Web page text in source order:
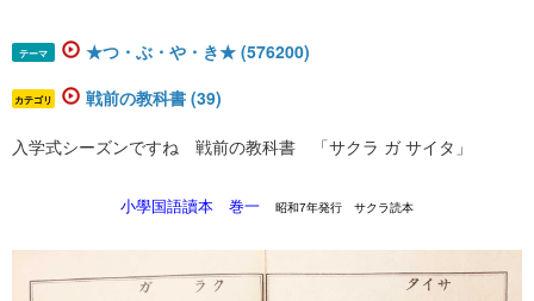
テーマ ★つ・ぶ・や・き★ (576200)
カテゴリ 戦前の教科書 (39)
入学式シーズンですね 戦前の教科書 「サクラ ガ サイタ」
小學国語讀本 巻一 昭和7年発行 サクラ読本